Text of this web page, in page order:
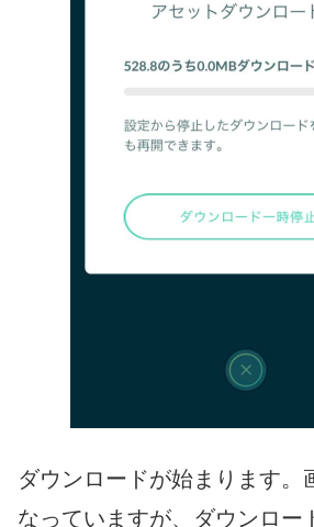
ダウンロードが始まります。
なっていますが、ダウンロー